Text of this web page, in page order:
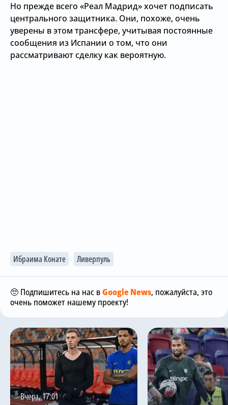
Но прежде всего «Реал Мадрид» хочет подписать
центрального защитника. Они, похоже, очень
уверены в этом трансфере, учитывая постоянные
сообщения из Испании о том, что они
рассматривают сделку как вероятную.
Ибраима Конате Ливерпуль
🥺 Подпишитесь на нас вGoogle News, пожалуйста, это
очень поможет нашему проекту!
Вчера, 17:01